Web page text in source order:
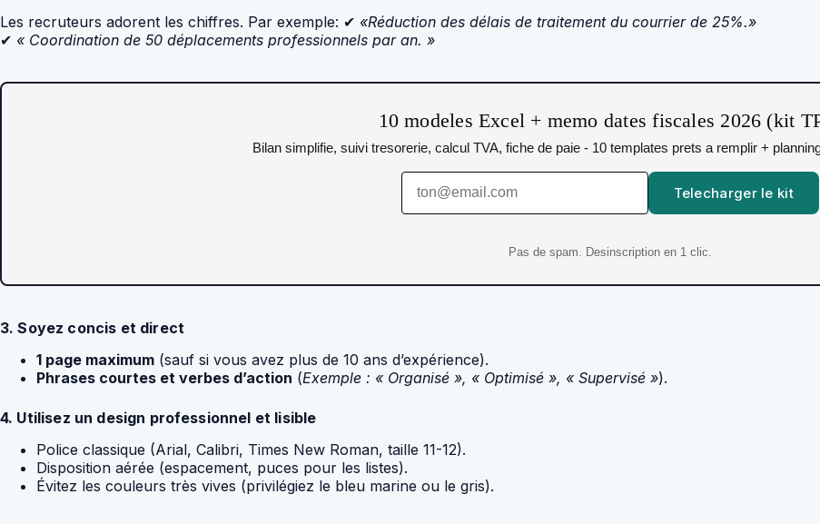
Les recruteurs adorent les chiffres. Par exemple: ✔ «Réduction des délais de traitement du courrier de 25%.»
✔ « Coordination de 50 déplacements professionnels par an. »
10 modeles Excel + memo dates fiscales 2026 (kit
Bilan simplifie, suivi tresorerie, calcul TVA, fiche de paie - 10 templates prets a remplir +
Telecharger le kit
Pas de spam. Desinscription en 1 clic.
3. Soyez concis et direct
1 page maximum (sauf si vous avez plus de 10 ans d’expérience).
Phrases courtes et verbes d’action (Exemple : « Organisé », « Optimisé », « Supervisé »).
4. Utilisez un design professionnel et lisible
Police classique (Arial, Calibri, Times New Roman, taille 11-12).
Disposition aérée (espacement, puces pour les listes).
Évitez les couleurs très vives (privilégiez le bleu marine ou le gris).